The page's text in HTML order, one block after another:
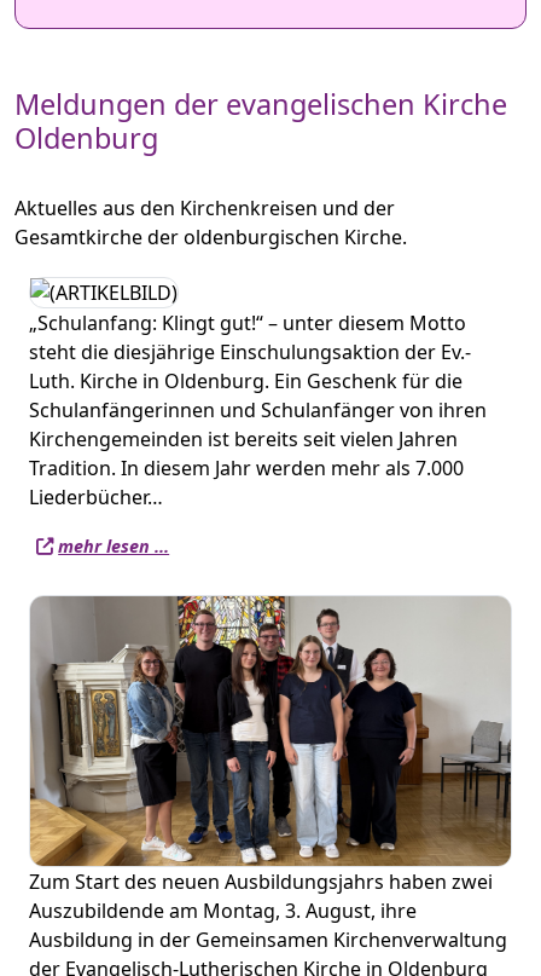
Meldungen der evangelischen Kirche
Oldenburg
Aktuelles aus den Kirchenkreisen und der
Gesamtkirche der oldenburgischen Kirche.
„Schulanfang: Klingt gut!“ – unter diesem Motto
steht die diesjährige Einschulungsaktion der Ev.-
Luth. Kirche in Oldenburg. Ein Geschenk für die
Schulanfängerinnen und Schulanfänger von ihren
Kirchengemeinden ist bereits seit vielen Jahren
Tradition. In diesem Jahr werden mehr als 7.000
Liederbücher…
mehr lesen ...
Zum Start des neuen Ausbildungsjahrs haben zwei
Auszubildende am Montag, 3. August, ihre
Ausbildung in der Gemeinsamen Kirchenverwaltung
der Evangelisch-Lutherischen Kirche in Oldenburg